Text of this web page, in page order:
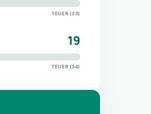
TEUER (33)
19
TEUER (34)